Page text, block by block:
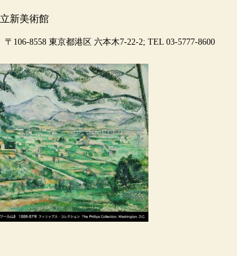
館
六本木7-22-2; TEL 03-5777-8600